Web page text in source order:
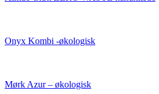
Onyx Kombi -økologisk
Mørk Azur – økologisk